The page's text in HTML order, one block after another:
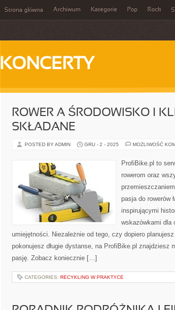
Strona główna Archiwum Kategorie Pop Rock
KONCERTY
ROWER A ŚRODOWISKO I
SKŁADANE
POSTED BY ADMIN GRU - 2 - 2025 MOŻLIWOŚĆ
ProfiBike.pl to
rowerom oraz
pasja do rowerów
inspirującymi
wskazówkami dla
umiejętności. Niezależnie od tego, czy dopiero
pokonujesz długie dystanse, na ProfiBike.pl znajdziesz
pasję. Zobacz koniecznie […]
CATEGORIES: RECYKLING W PRAKTYCE